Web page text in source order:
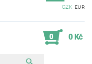
CZK EUR
0 0 Kč